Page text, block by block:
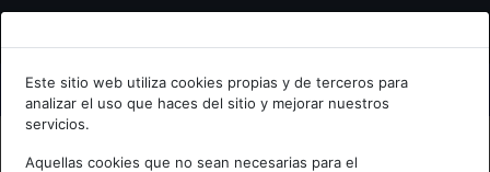
Bienvenid@ a psiquiatria.com
Escribe tu Email
Este sitio web utiliza cookies propias y de terceros para
analizar el uso que haces del sitio y mejorar nuestros
servicios.
Aquellas cookies que no sean necesarias para el